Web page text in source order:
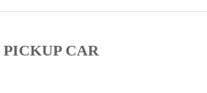
PICKUP CAR